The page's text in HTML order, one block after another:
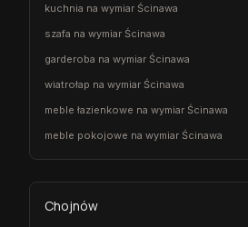
kuchnia na wymiar Ścinawa
szafa na wymiar Ścinawa
garderoba na wymiar Ścinawa
wiatrołap na wymiar Ścinawa
meble łazienkowe na wymiar Ścinawa
meble pokojowe na wymiar Ścinawa
Chojnów